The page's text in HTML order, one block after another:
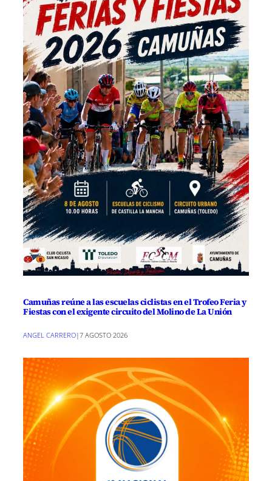
Camuñas reúne a las escuelas ciclistas en el Trofeo Feria y
Fiestas con el exigente circuito del Molino de La Unión
ANGEL CARRERO|7 AGOSTO 2026